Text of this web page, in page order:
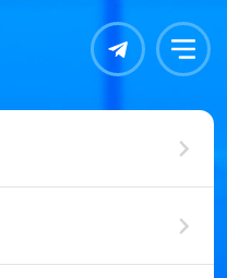
Контакты Меню